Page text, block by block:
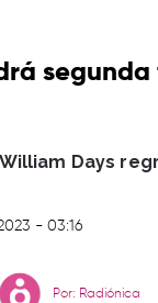
Days
- 03:16
Por: Radiónica